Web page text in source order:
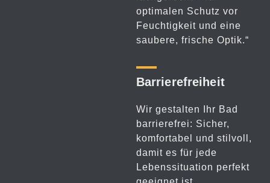
optimalen Schutz vor
Feuchtigkeit und eine
saubere, frische Optik.“
Barriere­freiheit
Wir gestalten Ihr Bad
barrierefrei: Sicher,
komfortabel und stilvoll,
damit es für jede
Lebenssituation perfekt